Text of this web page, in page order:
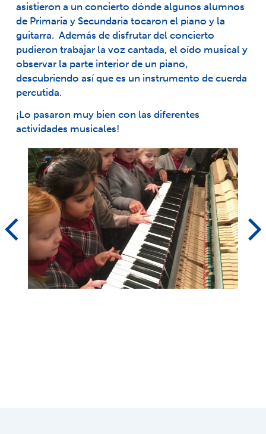
asistieron a un concierto dónde algunos alumnos
de Primaria y Secundaria tocaron el piano y la
guitarra. Además de disfrutar del concierto
pudieron trabajar la voz cantada, el oído musical y
observar la parte interior de un piano,
descubriendo así que es un instrumento de cuerda
percutida.
¡Lo pasaron muy bien con las diferentes
actividades musicales!